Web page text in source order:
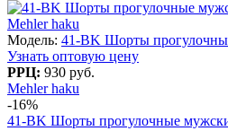
Mehler haku
Модель: 41-BK Шорты
Узнать оптовую цену
РРЦ: 930 руб.
Mehler haku
-16%
41-BK Шорты прогулочные